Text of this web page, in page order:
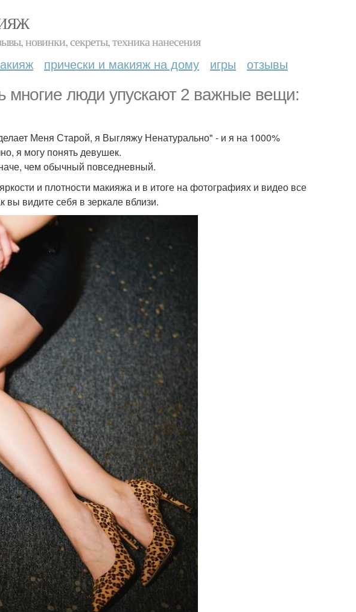
новинки, секреты, техника нанесения
прически и макияж на дому игры отзывы
многие люди упускают 2 важные вещи:
Меня Старой, я Выгляжу Ненатурально" - и я на 1000%
я могу понять девушек.
чем обычный повседневный.
и плотности макияжа и в итоге на фотографиях и видео все
вы видите себя в зеркале вблизи.